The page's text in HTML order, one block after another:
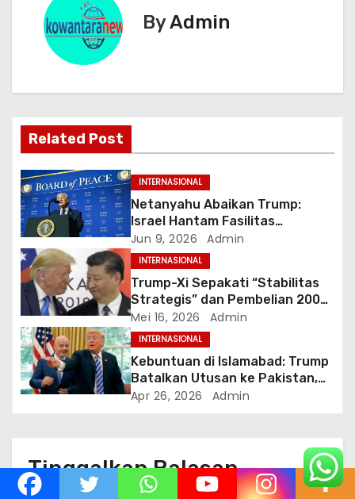
p
o
s
ByAdmin
Related Post
INTERNASIONAL
Netanyahu Abaikan Trump:
Israel Hantam Fasilitas
Petrokimia Iran di Hari ke-100
Perang
Jun 9, 2026 Admin
INTERNASIONAL
Trump-Xi Sepakati “Stabilitas
Strategis” dan Pembelian 200
Pesawat Boeing dalam
Kunjungan Bersejarah di Beijing
Mei 16, 2026 Admin
INTERNASIONAL
Kebuntuan di Islamabad: Trump
Batalkan Utusan ke Pakistan,
Klaim Terima Proposal Baru dari
Apr 26, 2026 Admin
Tinggalkan Balasan